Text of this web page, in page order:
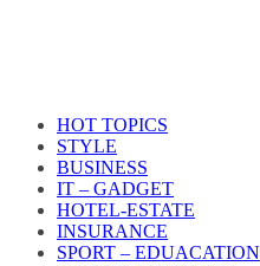
HOT TOPICS
STYLE
BUSINESS
IT – GADGET
HOTEL-ESTATE
INSURANCE
SPORT – EDUACATION